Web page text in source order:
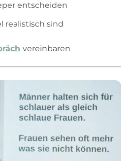
entscheiden
realistisch sind
vereinbaren